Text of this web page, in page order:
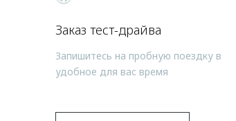
Заказ тест-драйва
Запишитесь на пробную поездку в
удобное для вас время